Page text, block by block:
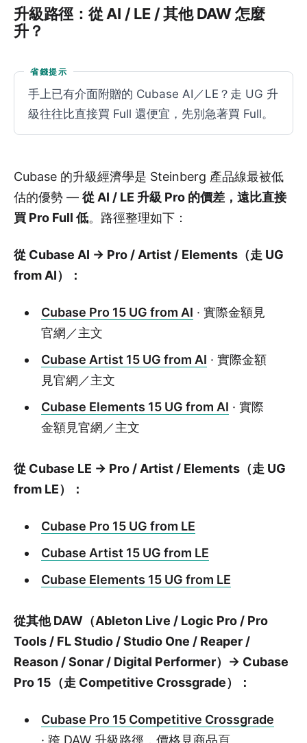
升級路徑：從 AI / LE / 其他 DAW 怎麼
升？
省錢提示
手上已有介面附贈的 Cubase AI／LE？走 UG 升
級往往比直接買 Full 還便宜，先別急著買 Full。
Cubase 的升級經濟學是 Steinberg 產品線最被低
估的優勢 — 從 AI / LE 升級 Pro 的價差，遠比直接
買 Pro Full 低。路徑整理如下：
從 Cubase AI → Pro / Artist / Elements（走 UG
from AI）：
Cubase Pro 15 UG from AI · 實際金額見
官網／主文
Cubase Artist 15 UG from AI · 實際金額
見官網／主文
Cubase Elements 15 UG from AI · 實際
金額見官網／主文
從 Cubase LE → Pro / Artist / Elements（走 UG
from LE）：
Cubase Pro 15 UG from LE
Cubase Artist 15 UG from LE
Cubase Elements 15 UG from LE
從其他 DAW（Ableton Live / Logic Pro / Pro
Tools / FL Studio / Studio One / Reaper /
Reason / Sonar / Digital Performer）→ Cubase
Pro 15（走 Competitive Crossgrade）：
Cubase Pro 15 Competitive Crossgrade
· 跨 DAW 升級路徑，價格見商品頁